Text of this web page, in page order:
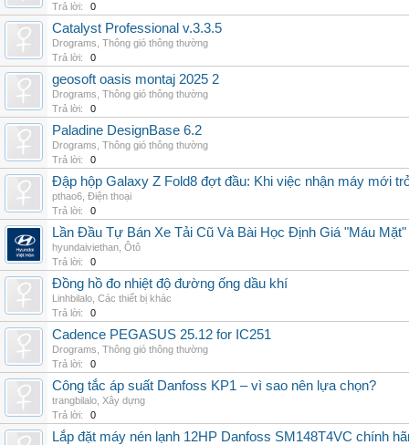
Trả lời:
0
Catalyst Professional v.3.3.5
Drograms Thông gió thông thường
Trả lời:
0
geosoft oasis montaj 2025 2
Drograms Thông gió thông thường
Trả lời:
0
Paladine DesignBase 6.2
Drograms Thông gió thông thường
Trả lời:
0
Đập hộp Galaxy Z Fold8 đợt đầu: Khi việc nhận máy mới
pthao6 Điện thoại
Trả lời:
0
Lần Đầu Tự Bán Xe Tải Cũ Và Bài Học Định Giá "Máu
hyundaiviethan Ôtô
Trả lời:
0
Đồng hồ đo nhiệt độ đường ống dầu khí
Linhbilalo Các thiết bị khác
Trả lời:
0
Cadence PEGASUS 25.12 for IC251
Drograms Thông gió thông thường
Trả lời:
0
Công tắc áp suất Danfoss KP1 – vì sao nên lựa chọn?
trangbilalo Xây dựng
Trả lời:
0
Lắp đặt máy nén lạnh 12HP Danfoss SM148T4VC chính